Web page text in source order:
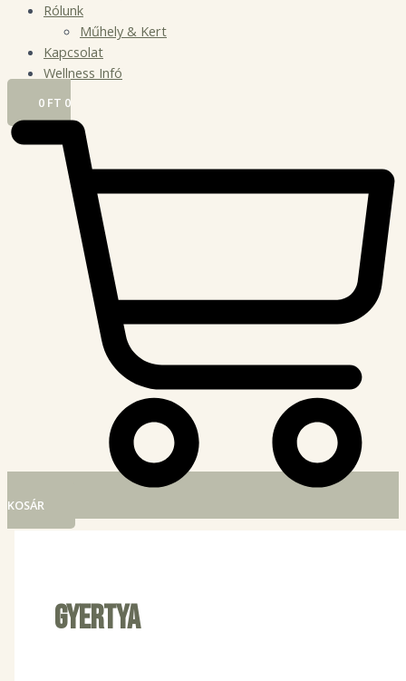
Rólunk
Műhely & Kert
Kapcsolat
Wellness Infó
0 FT 0
KOSÁR
gyertya